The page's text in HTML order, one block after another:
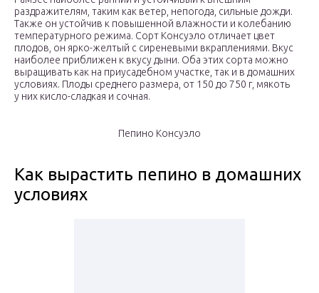
раздражителям, таким как ветер, непогода, сильные дожди.
Также он устойчив к повышенной влажности и колебанию
температурного режима. Сорт Консуэло отличает цвет
плодов, он ярко-желтый с сиреневыми вкраплениями. Вкус
наиболее приближен к вкусу дыни. Оба этих сорта можно
выращивать как на приусадебном участке, так и в домашних
условиях. Плоды среднего размера, от 150 до 750 г, мякоть
у них кисло-сладкая и сочная.
Пепино Консуэло
Как вырастить пепино в домашних
условиях